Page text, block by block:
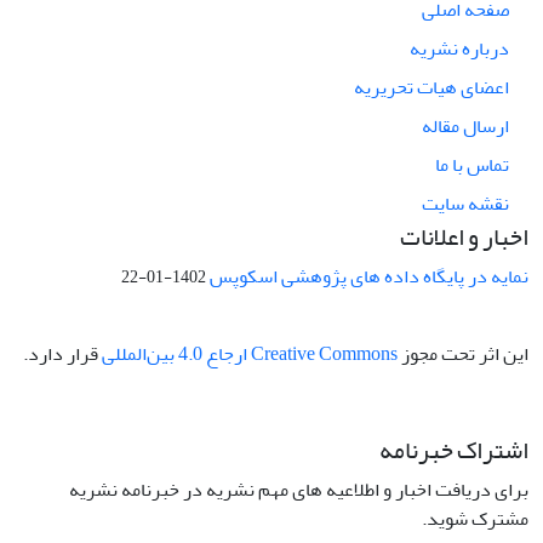
صفحه اصلی
درباره نشریه
اعضای هیات تحریریه
ارسال مقاله
تماس با ما
نقشه سایت
اخبار و اعلانات
نمایه در پایگاه داده های پژوهشی اسکوپس1402-01-22
این اثر تحت مجوز Creative Commons ارجاع 4.0 بین‌المللی قرار دارد.
اشتراک خبرنامه
برای دریافت اخبار و اطلاعیه های مهم نشریه در خبرنامه نشریه
مشترک شوید.